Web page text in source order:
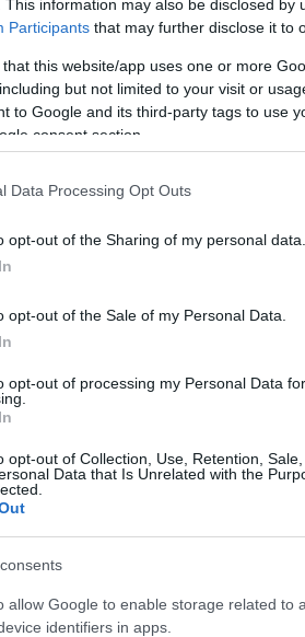
This information may also be disclosed by
Participants that may further disclose it to
that this website/app uses one or more
but not limited to your visit or
to Google and its third-party tags to use
consent section.
Data Processing Opt Outs
opt-out of the Sharing of my personal data.
opt-out of the Sale of my Personal Data.
opt-out of processing my Personal Data
opt-out of Collection, Use, Retention,
Data that Is Unrelated with the
allow Google to enable storage related to
identifiers in apps.
παρά την πρόσφατη
καλή τη πίστει για την
να κλονίσουν το
και Τεχεράνης,
που θα μπορούσαν να